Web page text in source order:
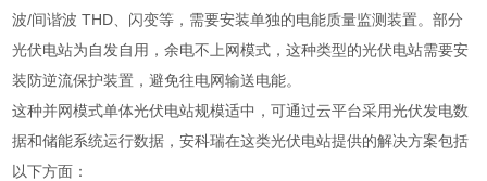
波/间谐波 THD、闪变等，需要安装单独的电能质量监测装置。部分
光伏电站为自发自用，余电不上网模式，这种类型的光伏电站需要安
装防逆流保护装置，避免往电网输送电能。
这种并网模式单体光伏电站规模适中，可通过云平台采用光伏发电数
据和储能系统运行数据，安科瑞在这类光伏电站提供的解决方案包括
以下方面：